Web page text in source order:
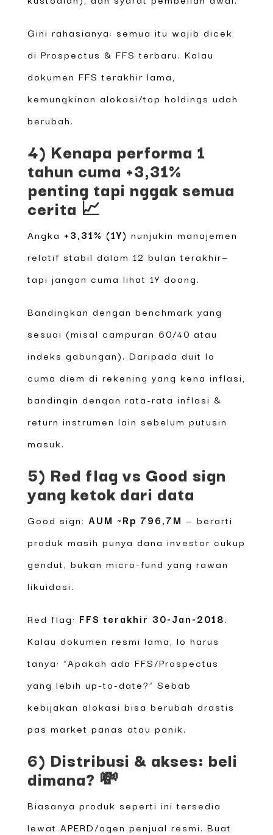
Gini rahasianya: semua itu wajib dicek
di Prospectus & FFS terbaru. Kalau
dokumen FFS terakhir lama,
kemungkinan alokasi/top holdings udah
berubah.
4) Kenapa performa 1
tahun cuma +3,31%
penting tapi nggak semua
cerita 📈
Angka +3,31% (1Y) nunjukin manajemen
relatif stabil dalam 12 bulan terakhir—
tapi jangan cuma lihat 1Y doang.
Bandingkan dengan benchmark yang
sesuai (misal campuran 60/40 atau
indeks gabungan). Daripada duit lo
cuma diem di rekening yang kena inflasi,
bandingin dengan rata-rata inflasi &
return instrumen lain sebelum putusin
masuk.
5) Red flag vs Good sign
yang ketok dari data
Good sign: AUM ~Rp 796,7M — berarti
produk masih punya dana investor cukup
gendut, bukan micro-fund yang rawan
likuidasi.
Red flag: FFS terakhir 30-Jan-2018.
Kalau dokumen resmi lama, lo harus
tanya: “Apakah ada FFS/Prospectus
yang lebih up-to-date?” Sebab
kebijakan alokasi bisa berubah drastis
pas market panas atau panik.
6) Distribusi & akses: beli
dimana? 💸
Biasanya produk seperti ini tersedia
lewat APERD/agen penjual resmi. Buat